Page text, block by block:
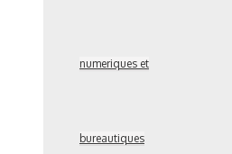
numeriques et
bureautiques